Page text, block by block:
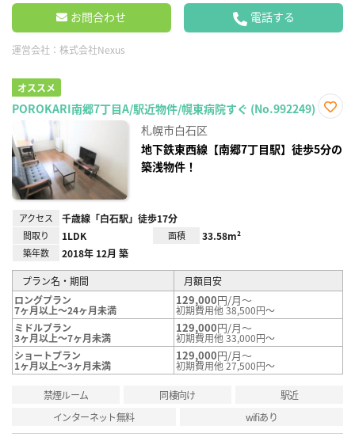
お問合わせ 電話する
運営会社： 株式会社Nexus
オススメ
POROKARI南郷7丁目A/駅近物件/幌東病院すぐ (No.992249)
り登
録
札幌市白石区
地下鉄東西線【南郷7丁目駅】徒歩5分の
築浅物件！
アクセス 千歳線「白石駅」徒歩17分
間取り 1LDK 面積 33.58m²
築年数 2018年 12月 築
プラン名・期間
月額目安
ロングプラン
7ヶ月以上～24ヶ月未満
129,000円/月～
初期費用他 38,500円～
ミドルプラン
3ヶ月以上～7ヶ月未満
129,000円/月～
初期費用他 33,000円～
ショートプラン
1ヶ月以上～3ヶ月未満
129,000円/月～
初期費用他 27,500円～
禁煙ルーム 同棲向け
駅近
インターネット無料
wifiあり